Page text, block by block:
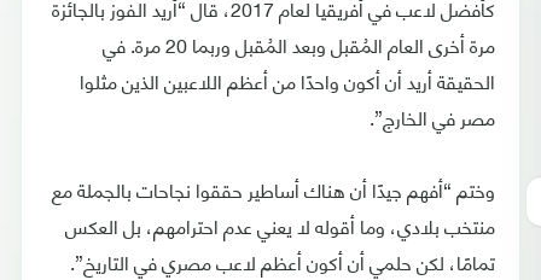
كأفضل لاعب في أفريقيا لعام 2017، قال “أريد الفوز بالجائزة
مرة أخرى العام المُقبل وبعد المُقبل وربما 20 مرة. في
الحقيقة أريد أن أكون واحدًا من أعظم اللاعبين الذين مثلوا
مصر في الخارج”.
وختم “أفهم جيدًا أن هناك أساطير حققوا نجاحات بالجملة مع
منتخب بلادي، وما أقوله لا يعني عدم احترامهم، بل العكس
تمامًا، لكن حلمي أن أكون أعظم لاعب مصري في التاريخ”.